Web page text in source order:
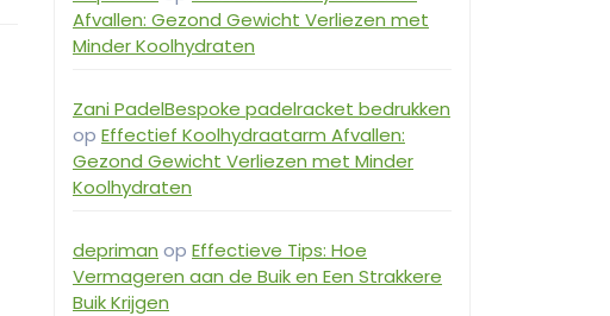
Afvallen: Gezond Gewicht Verliezen met
Minder Koolhydraten
Zani PadelBespoke padelracket bedrukken
op Effectief Koolhydraatarm Afvallen:
Gezond Gewicht Verliezen met Minder
Koolhydraten
depriman op Effectieve Tips: Hoe
Vermageren aan de Buik en Een Strakkere
Buik Krijgen